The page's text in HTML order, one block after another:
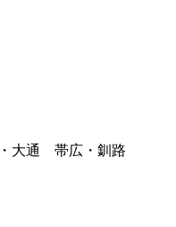
大通 帯広・釧路